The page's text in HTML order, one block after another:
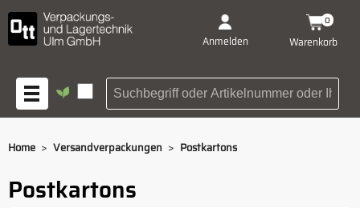
Anmelden Warenkorb
0
Suchbegriff oder
Home > Versandverpackungen > Postkartons
Postkartons